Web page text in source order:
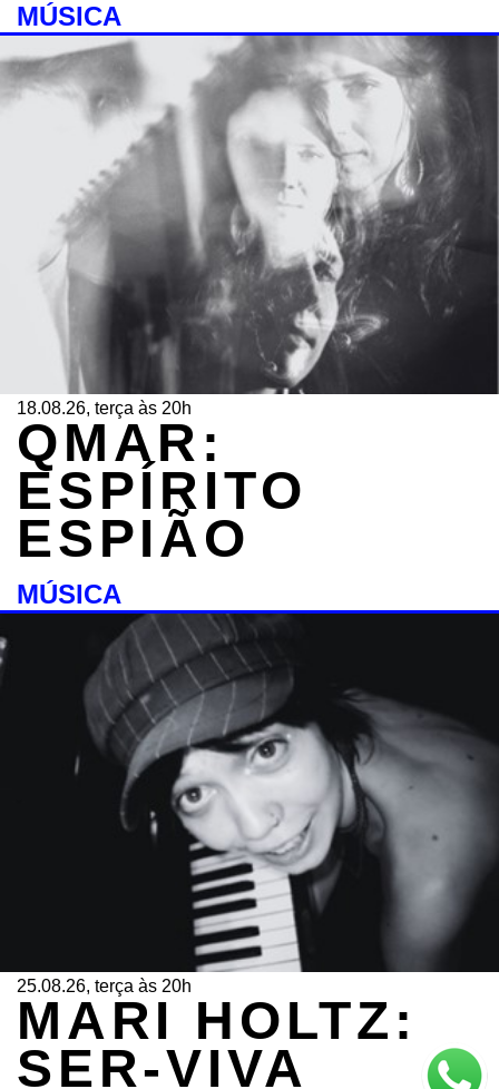
MÚSICA
18.08.26, terça às 20h
QMAR:
ESPÍRITO
ESPIÃO
MÚSICA
25.08.26, terça às 20h
MARI HOLTZ:
SER-VIVA